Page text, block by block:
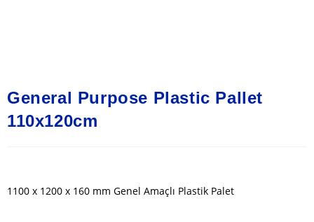
General Purpose Plastic Pallet
110x120cm
1100 x 1200 x 160 mm Genel Amaçlı Plastik Palet